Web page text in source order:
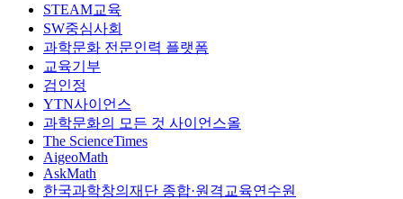
STEAM교육
SW중심사회
과학문화 전문인력 플랫폼
교육기부
검인정
YTN사이언스
과학문화의 모든 것 사이언스올
The ScienceTimes
AigeoMath
AskMath
한국과학창의재단 종합·원격교육연수원